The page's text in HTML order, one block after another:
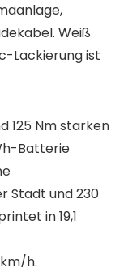
Weiß
Lackierung ist
125 Nm starken
Batterie
Stadt und 230
in 19,1
h.